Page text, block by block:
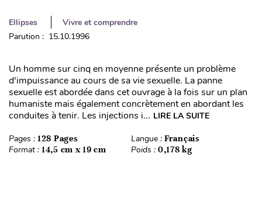
Ellipses
Vivre et comprendre
Parution : 15.10.1996
Un homme sur cinq en moyenne présente un problème
d'impuissance au cours de sa vie sexuelle. La panne
sexuelle est abordée dans cet ouvrage à la fois sur un plan
humaniste mais également concrètement en abordant les
conduites à tenir. Les injections i... LIRE LA SUITE
Pages : 128 Pages Langue : Français
Format : 14,5 cm x 19 cm Poids : 0,178 kg